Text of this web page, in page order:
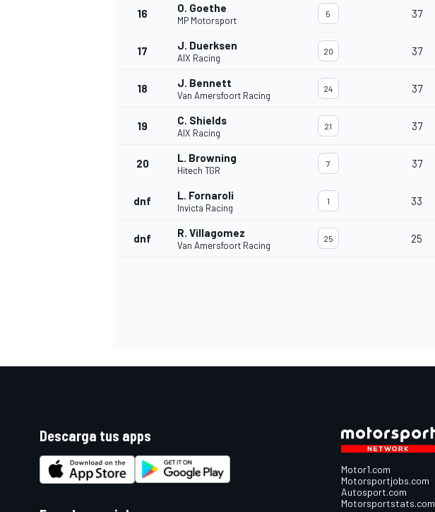
16 O. Goethe
MP Motorsport
5 37
17 J. Duerksen
AIX Racing
20 37
18 J. Bennett
Van Amersfoort Racing
24 37
19 C. Shields
AIX Racing
21 37
20 L. Browning
Hitech TGR
7 37
dnf L. Fornaroli
Invicta Racing
1 33
dnf R. Villagomez
Van Amersfoort Racing
25 25
Descarga tus apps
Motor1.com
Motorsportjobs.com
Autosport.com
Motorsportstats.com